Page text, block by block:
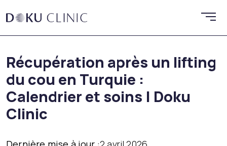
Récupération après un lifting
du cou en Turquie :
Calendrier et soins | Doku
Clinic